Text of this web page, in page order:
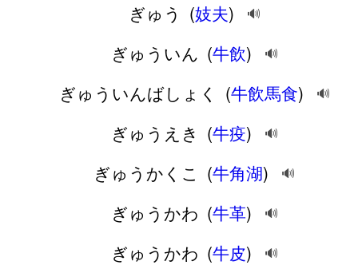
ぎゅう (妓夫) 🔊
ぎゅういん (牛飲) 🔊
ぎゅういんばしょく (牛飲馬食) 🔊
ぎゅうえき (牛疫) 🔊
ぎゅうかくこ (牛角湖) 🔊
ぎゅうかわ (牛革) 🔊
ぎゅうかわ (牛皮) 🔊